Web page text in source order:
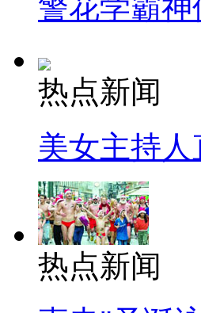
警花学霸
热点新闻
美女主持
热点新闻